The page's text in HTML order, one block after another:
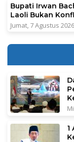
Bupati Irwan
Laoli Bukan
Jumat, 7 Agustus
1